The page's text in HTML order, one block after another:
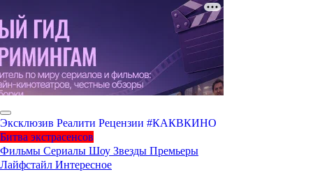
Эксклюзив Реалити Рецензии #КАКВКИНО
Битва экстрасенсов
Фильмы Сериалы Шоу Звезды Премьеры
Лайфстайл Интересное